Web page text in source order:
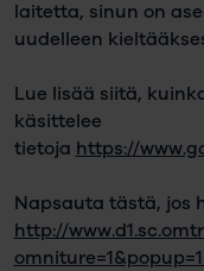
laitetta, sinun on
uudelleen
Lue lisää siitä,
käsittelee
tietoja https://
Napsauta tästä, jos
http://